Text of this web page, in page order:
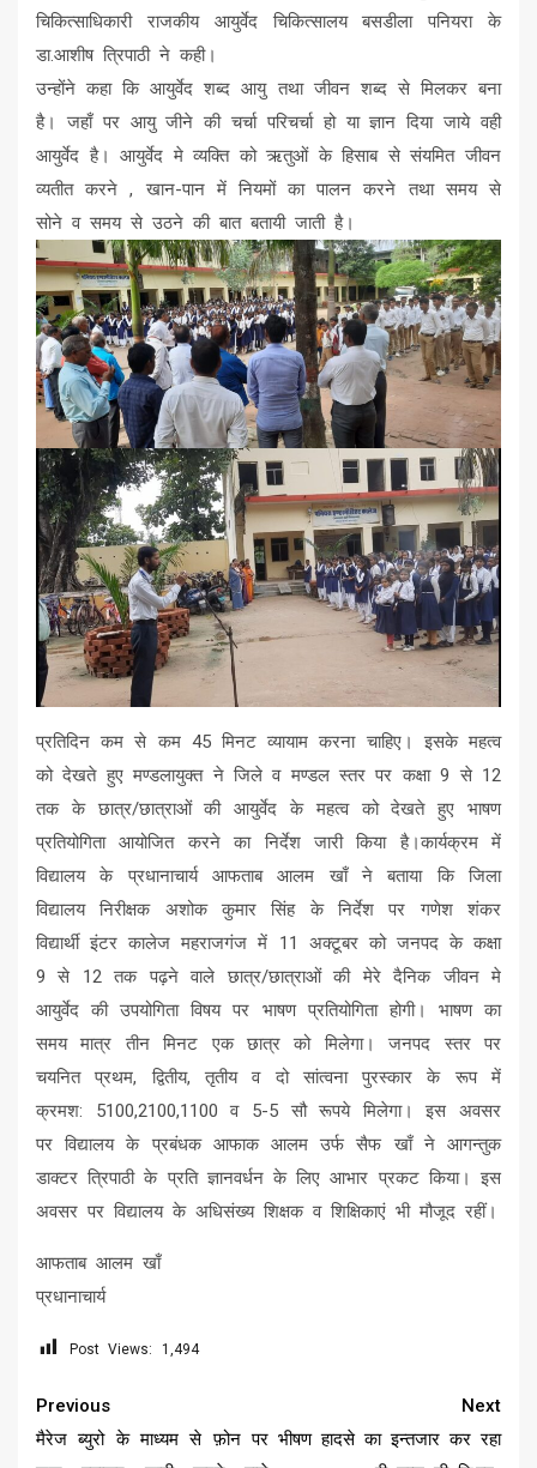
चिकित्साधिकारी राजकीय आयुर्वेद चिकित्सालय बसडीला पनियरा के
डा.आशीष त्रिपाठी ने कही।
उन्होंने कहा कि आयुर्वेद शब्द आयु तथा जीवन शब्द से मिलकर बना
है। जहाँ पर आयु जीने की चर्चा परिचर्चा हो या ज्ञान दिया जाये वही
आयुर्वेद है। आयुर्वेद मे व्यक्ति को ऋतुओं के हिसाब से संयमित जीवन
व्यतीत करने , खान-पान में नियमों का पालन करने तथा समय से
सोने व समय से उठने की बात बतायी जाती है।
प्रतिदिन कम से कम 45 मिनट व्यायाम करना चाहिए। इसके महत्व
को देखते हुए मण्डलायुक्त ने जिले व मण्डल स्तर पर कक्षा 9 से 12
तक के छात्र/छात्राओं की आयुर्वेद के महत्व को देखते हुए भाषण
प्रतियोगिता आयोजित करने का निर्देश जारी किया है।कार्यक्रम में
विद्यालय के प्रधानाचार्य आफताब आलम खाँ ने बताया कि जिला
विद्यालय निरीक्षक अशोक कुमार सिंह के निर्देश पर गणेश शंकर
विद्यार्थी इंटर कालेज महराजगंज में 11 अक्टूबर को जनपद के कक्षा
9 से 12 तक पढ़ने वाले छात्र/छात्राओं की मेरे दैनिक जीवन मे
आयुर्वेद की उपयोगिता विषय पर भाषण प्रतियोगिता होगी। भाषण का
समय मात्र तीन मिनट एक छात्र को मिलेगा। जनपद स्तर पर
चयनित प्रथम, द्वितीय, तृतीय व दो सांत्वना पुरस्कार के रूप में
क्रमश: 5100,2100,1100 व 5-5 सौ रूपये मिलेगा। इस अवसर
पर विद्यालय के प्रबंधक आफाक आलम उर्फ सैफ खाँ ने आगन्तुक
डाक्टर त्रिपाठी के प्रति ज्ञानवर्धन के लिए आभार प्रकट किया। इस
अवसर पर विद्यालय के अधिसंख्य शिक्षक व शिक्षिकाएं भी मौजूद रहीं।
आफताब आलम खाँ
प्रधानाचार्य
Post Views: 1,494
Continue
Reading
Previous
मैरेज ब्युरो के माध्यम से फ़ोन पर
Next
भीषण हादसे का इन्तजार कर रहा